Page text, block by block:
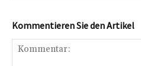
Kommentieren Sie den Artikel